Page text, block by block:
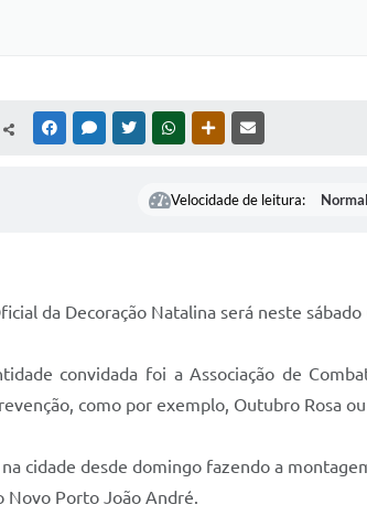
FACEBOOKMESSENGER
TWITTERWHATSAPPOUTRAS MÍDIAS
Velocidade de leitura:
da Decoração Natalina será neste
convidada foi a Associação de
como por exemplo, Outubro Rosa
cidade desde domingo fazendo a
Novo Porto João André.